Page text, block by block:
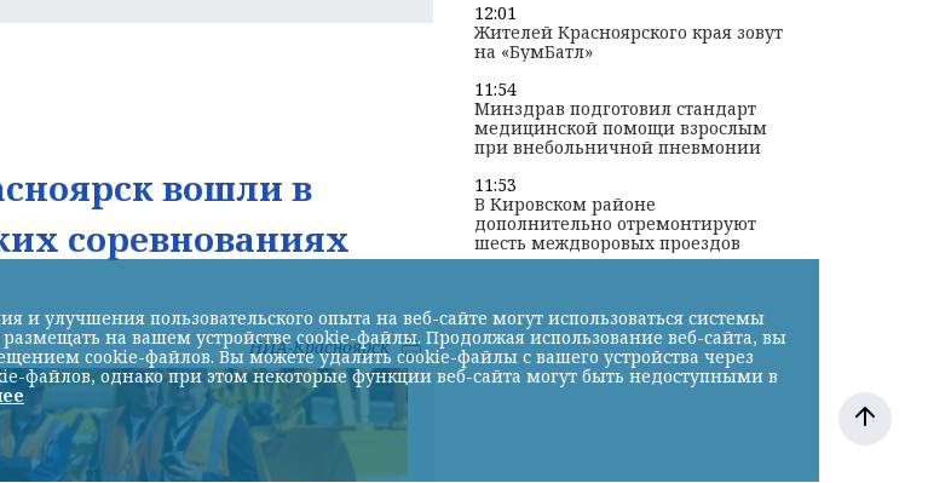
вошли в
соревнованиях
НИА-Красноярск
12:01
Жителей Красноярского края зовут
на «БумБатл»
11:54
Минздрав подготовил стандарт
медицинской помощи взрослым
при внебольничной пневмонии
11:53
В Кировском районе
дополнительно отремонтируют
шесть междворовых проездов
и улучшения пользовательского опыта на веб-сайте могут использоваться системы
на вашем устройстве cookie-файлы. Продолжая использование веб-сайта, вы
cookie-файлов. Вы можете удалить cookie-файлы с вашего устройства через
файлов, однако при этом некоторые функции веб-сайта могут быть недоступными в